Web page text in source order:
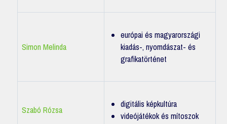
Simon Melinda
európai és magyarországi
kiadás-, nyomdászat- és
grafikatörténet
Szabó Rózsa
digitális képkultúra
videójátékok és mítoszok